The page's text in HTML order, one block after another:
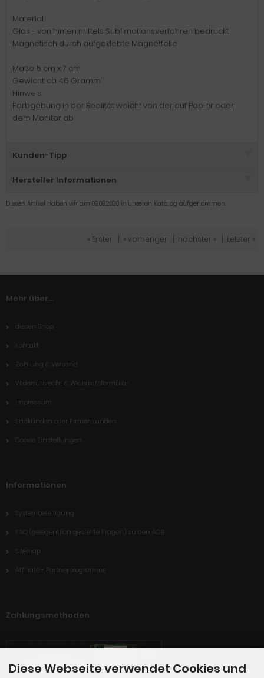
Material:
Glas - von hinten mittels Sublimationsverfahren bedruckt.
Magnetisch durch aufgeklebte Magnetfolie
Maße: 5 cm x 7 cm
Gewicht: ca. 46 Gramm
Hinweis:
Farbgebung in der Realität weicht von der auf Papier oder
dem Monitor ab
Kunden-Tipp
Hersteller Informationen
Diesen Artikel haben wir am 09.09.2020 in unseren Katalog aufgenommen.
« Erster « vorheriger nächster » Letzter »
Mehr über...
diesen Shop
Kontakt
Zahlung & Versand
Widerrufsrecht & Widerrufsformular
Impressum
Endkunden oder Firmenkunden
Cookie Einstellungen
Informationen
Systembeteiligung
FAQ (gelegentlich gestellte Fragen) zu den AGB
Sitemap
Affiliate - Partnerprogramme
Zahlungsmethoden
Diese Webseite verwendet Cookies und